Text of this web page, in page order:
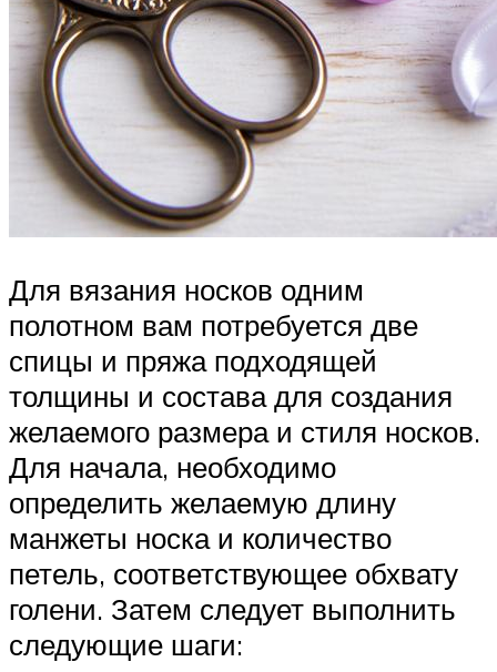
Для вязания носков одним
полотном вам потребуется две
спицы и пряжа подходящей
толщины и состава для создания
желаемого размера и стиля носков.
Для начала, необходимо
определить желаемую длину
манжеты носка и количество
петель, соответствующее обхвату
голени. Затем следует выполнить
следующие шаги: